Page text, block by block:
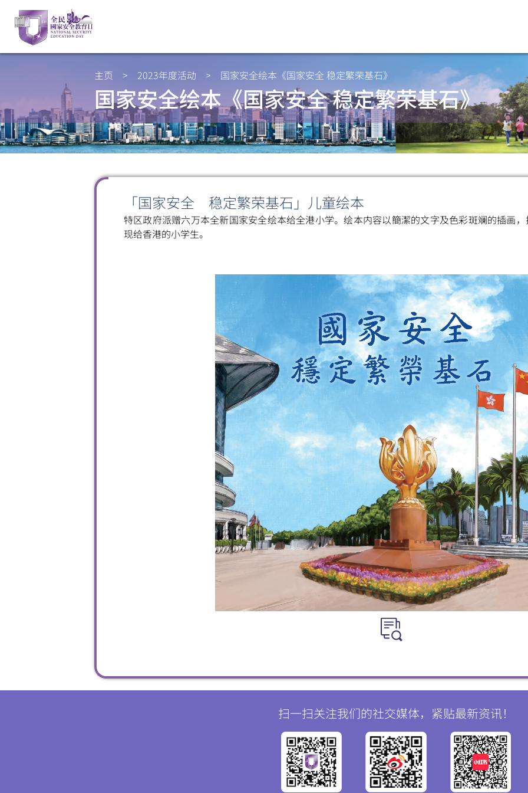
主页 > 2023年度活动 > 国家安全绘本《国家安全 稳定繁荣基石》
国家安全绘本《国家安全 稳定繁荣基石》
「国家安全 稳定繁荣基石」儿童绘本
特区政府派赠六万本全新国家安全绘本给全港小学。绘本内容以簡潔的文字及色彩斑斓的插画
现给香港的小学生。
扫一扫关注我们的社交媒体，紧贴最新资讯！
扫一扫关注我们的社交媒体，紧贴最新资讯！
微
信
微
博 红书